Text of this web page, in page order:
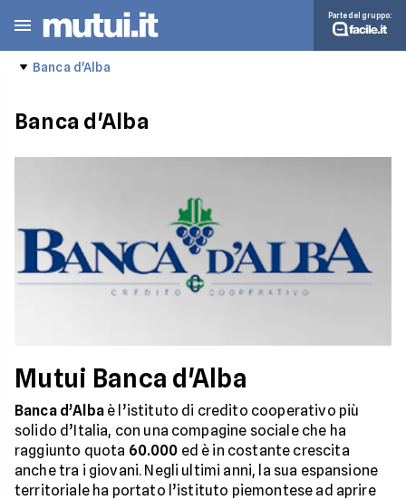
Parte del gruppo:
Banca d'Alba
Banca d'Alba
Mutui Banca d'Alba
Banca d’Albaè l’istituto di credito cooperativo più
solido d’Italia, con una compagine sociale che ha
raggiunto quota 60.000 ed è in costante crescita
anche tra i giovani. Negli ultimi anni, la sua espansione
territoriale ha portato l’istituto piemontese ad aprire